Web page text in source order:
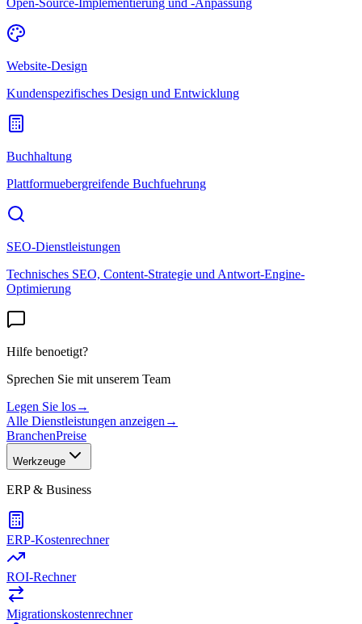
Open-Source-Implementierung und -Anpassung
Website-Design
Kundenspezifisches Design und Entwicklung
Buchhaltung
Plattformuebergreifende Buchfuehrung
SEO-Dienstleistungen
Technisches SEO, Content-Strategie und Antwort-Engine-
Optimierung
Hilfe benoetigt?
Sprechen Sie mit unserem Team
Legen Sie los→
Alle Dienstleistungen anzeigen →
BranchenPreise
Werkzeuge
ERP & Business
ERP-Kostenrechner
ROI-Rechner
Migrationskostenrechner